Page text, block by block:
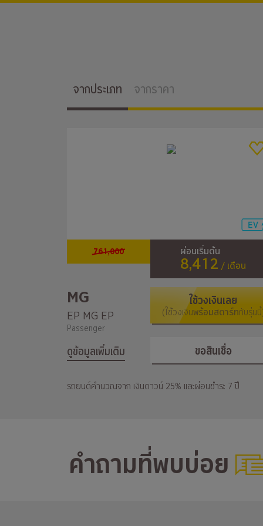
จากประเภท จากราคา
761,000 ผ่อนเริ่มต้น
8,412 / เดือน
MG
EP MG EP
Passenger
ดูข้อมูลเพิ่มเติม
ใช้วงเงินเลย
(ใช้วงเงินพร้อมสตาร์ทกับรุ่น
ขอสินเชื่อ
รถยนต์คำนวณจาก เงินดาวน์ 25% และผ่อนชำระ 7 ปี
คำถามที่พบบ่อย